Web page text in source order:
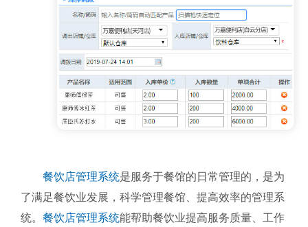
餐饮店管理系统是服务于餐馆的日常管理的，是为
了满足餐饮业发展，科学管理餐馆、提高效率的管理系
统。 餐饮店管理系统能帮助餐饮业提高服务质量、工作